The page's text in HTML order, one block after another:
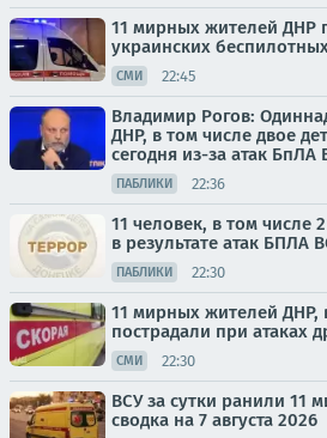
11 мирных жителей ДНР
украинских
СМИ 22:45
Владимир Рогов:
ДНР, в том числе двое
сегодня из-за атак БпЛА
ПАБЛИКИ 22:36
11 человек, в том числе
в результате атак БПЛА
ПАБЛИКИ 22:30
11 мирных жителей ДНР,
пострадали при атаках
СМИ 22:30
ВСУ за сутки ранили 11
сводка на 7 августа 2026